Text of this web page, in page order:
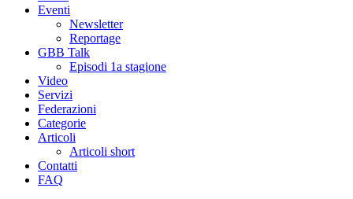
Eventi
Newsletter
Reportage
GBB Talk
Episodi 1a stagione
Video
Servizi
Federazioni
Categorie
Articoli
Articoli short
Contatti
FAQ